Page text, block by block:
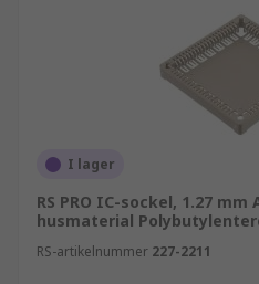
I lager
RS PRO IC-sockel, 1.27
husmaterial
RS-artikelnummer 227-2211